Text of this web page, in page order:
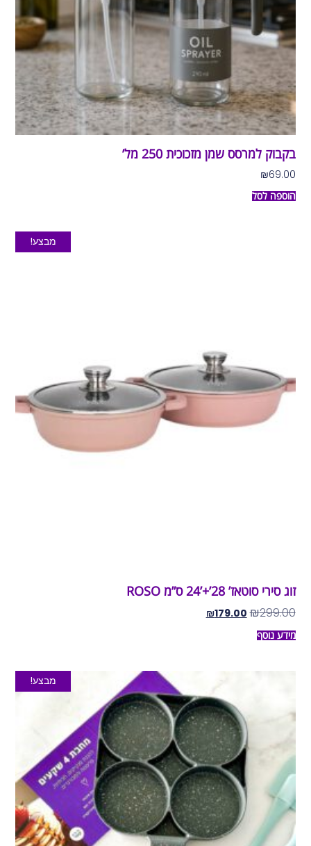
בקבוק למרסס שמן מזכוכית 250 מל’
₪69.00
הוספה לסל
מבצע!
זוג סירי סוטאז’ 28’+’24 ס”מ ROSO
₪299.00
₪179.00
מידע נוסף
מבצע!